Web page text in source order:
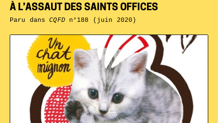
À L’ASSAUT DES SAINTS OFFICES
Paru dansCQFDn°188 (juin 2020)